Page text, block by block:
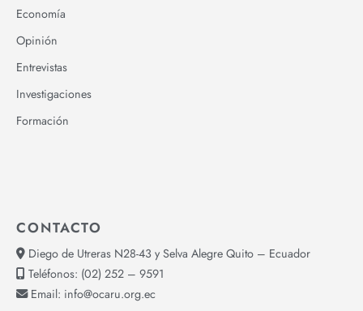
Economía
Opinión
Entrevistas
Investigaciones
Formación
CONTACTO
Diego de Utreras N28-43 y Selva Alegre Quito – Ecuador
Teléfonos: (02) 252 – 9591
Email: info@ocaru.org.ec